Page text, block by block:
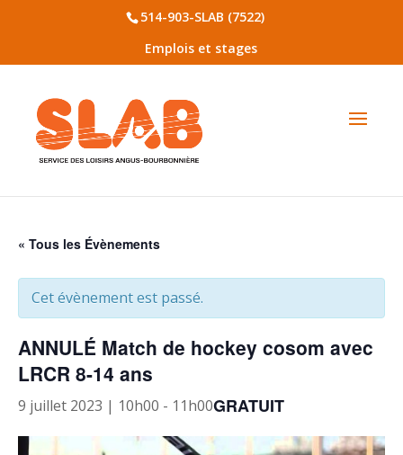
514-903-SLAB (7522)
Emplois et stages
« Tous les Évènements
Cet évènement est passé.
ANNULÉ Match de hockey cosom avec
LRCR 8-14 ans
9 juillet 2023 | 10h00 - 11h00GRATUIT